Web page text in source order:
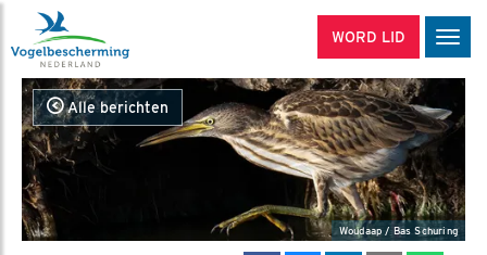
WORD LID
Alle berichten
Woudaap / Bas Schuring